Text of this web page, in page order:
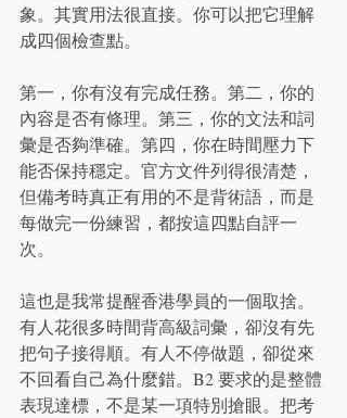
象。其實用法很直接。你可以把它理解
成四個檢查點。
第一，你有沒有完成任務。第二，你的
內容是否有條理。第三，你的文法和詞
彙是否夠準確。第四，你在時間壓力下
能否保持穩定。官方文件列得很清楚，
但備考時真正有用的不是背術語，而是
每做完一份練習，都按這四點自評一
次。
這也是我常提醒香港學員的一個取捨。
有人花很多時間背高級詞彙，卻沒有先
把句子接得順。有人不停做題，卻從來
不回看自己為什麼錯。B2 要求的是整體
表現達標，不是某一項特別搶眼。把考